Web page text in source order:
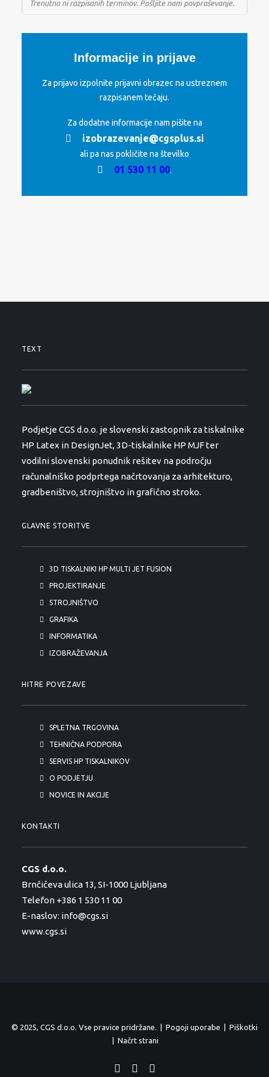
Trenutno ni razpisanih terminov. Pošljite nam povpraševanje.
Informacije in prijave
Za prijavo izpolnite prijavni obrazec na ustreznem
razpisanem tečaju.
Za dodatne informacije nam pišite na
izobrazevanje@cgsplus.si
ali pa nas pokličite na številko
01 530 11 00.
TEXT
Podjetje CGS d.o.o. je slovenski zastopnik za tiskalnike
HP Latex in DesignJet, 3D-tiskalnike HP MJF ter
vodilni slovenski ponudnik rešitev na področju
računalniško podprtega načrtovanja za arhitekturo,
gradbeništvo, strojništvo in grafično stroko.
GLAVNE STORITVE
3D TISKALNIKI HP MULTI JET FUSION
PROJEKTIRANJE
STROJNIŠTVO
GRAFIKA
INFORMATIKA
IZOBRAŽEVANJA
HITRE POVEZAVE
SPLETNA TRGOVINA
TEHNIČNA PODPORA
SERVIS HP TISKALNIKOV
O PODJETJU
NOVICE IN AKCIJE
KONTAKTI
CGS d.o.o.
Brnčičeva ulica 13, SI-1000 Ljubljana
Telefon +386 1 530 11 00
E-naslov: info@cgs.si
www.cgs.si
© 2025, CGS d.o.o. Vse pravice pridržane. | Pogoji uporabe
Piškotki
Načrt strani